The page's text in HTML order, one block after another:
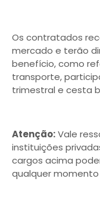
Os contratados
mercado e terão
benefício, como
transporte,
trimestral e cesta
Atenção:Vale
instituições
cargos acima
qualquer momento